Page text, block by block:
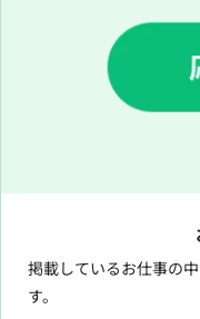
掲載しているお仕事の
す。